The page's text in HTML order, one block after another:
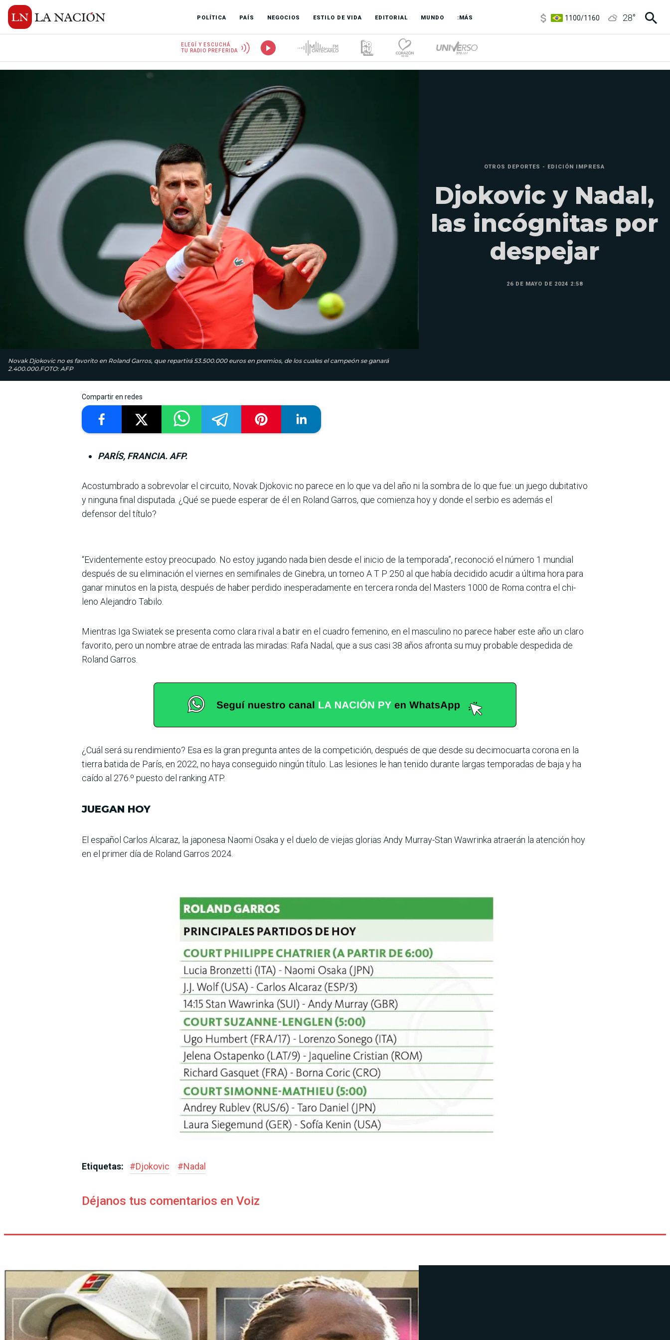
POLÍTICA PAÍS NEGOCIOS ESTILO DE VIDA EDITORIAL MUNDO :MÁS
3,8/4
28°
ELEGÍ Y ESCUCHÁ
TU RADIO PREFERIDA
Novak Djokovic no es favorito en Roland Garros, que repartirá 53.500.000 euros en premios, de los cuales el campeón se ganará
2.400.000.FOTO: AFP
OTROS DEPORTES - EDICIÓN IMPRESA
Djokovic y Nadal,
las incógnitas por
despejar
26 DE MAYO DE 2024 2:58
Compartir en redes
PARÍS, FRANCIA. AFP.
Acostumbrado a sobrevolar el cir­cuito, Novak Djoko­vic no parece en lo que va del año ni la sombra de lo que fue: un juego dubitativo
y nin­guna final disputada. ¿Qué se puede esperar de él en Roland Garros, que comienza hoy y donde el serbio es además el
defensor del título?
“Eviden­temente estoy preocupado. No estoy jugando nada bien desde el inicio de la temporada”, reconoció el número 1 mundial
después de su eliminación el viernes en semifinales de Ginebra, un torneo A T P 250 al que había decidido acudir a última hora para
ganar minutos en la pista, después de haber perdido inesperadamente en tercera ronda del Masters 1000 de Roma contra el chi­
leno Alejandro Tabilo.
Mientras Iga Swiatek se presenta como clara rival a batir en el cuadro femenino, en el masculino no parece haber este año un claro
favorito, pero un nombre atrae de entrada las mira­das: Rafa Nadal, que a sus casi 38 años afronta su muy probable despedida de
Roland Garros.
¿Cuál será su rendimiento? Esa es la gran pregunta antes de la competición, después de que desde su decimocuarta corona en la
tierra batida de París, en 2022, no haya conse­guido ningún título. Las lesio­nes le han tenido durante lar­gas temporadas de baja y ha
caído al 276.º puesto del ran­king ATP.
JUEGAN HOY
El español Carlos Alcaraz, la japonesa Naomi Osaka y el duelo de viejas glorias Andy Murray-Stan Wawrinka atrae­rán la atención hoy
en el primer día de Roland Garros 2024. ­
Etiquetas: #Djokovic #Nadal
Déjanos tus comentarios en Voiz